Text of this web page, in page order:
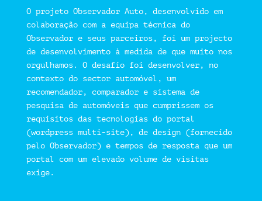
O projeto Observador Auto, desenvolvido em
colaboração com a equipa técnica do
Observador e seus parceiros, foi um projecto
de desenvolvimento à medida de que muito nos
orgulhamos. O desafio foi desenvolver, no
contexto do sector automóvel, um
recomendador, comparador e sistema de
pesquisa de automóveis que cumprissem os
requisitos das tecnologias do portal
(wordpress multi-site), de design (fornecido
pelo Observador) e tempos de resposta que um
portal com um elevado volume de visitas
exige.